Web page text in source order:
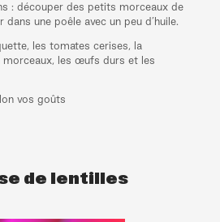
découper des petits morceaux de
une poêle avec un peu d’huile.
les tomates cerises, la
morceaux, les œufs durs et les
vos goûts
de lentilles